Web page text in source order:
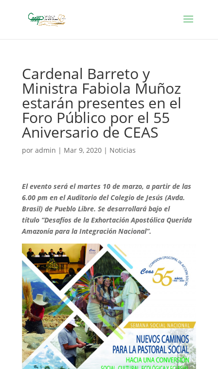
Cardenal Barreto y
Ministra Fabiola Muñoz
estarán presentes en el
Foro Público por el 55
Aniversario de CEAS
por admin | Mar 9, 2020| Noticias
El evento será el martes 10 de marzo, a partir de las
6.00 pm en el Auditorio del Colegio de Jesús (Avda.
Brasil) de Pueblo Libre. Se desarrollará bajo el
título “Desafíos de la Exhortación Apostólica Querida
Amazonía para la Integración Nacional”.